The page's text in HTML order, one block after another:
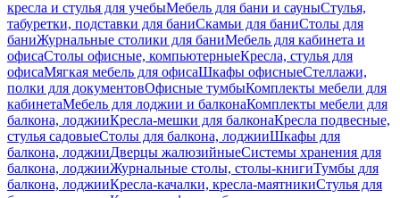
кресла и стулья для учебыМебель для бани и сауныСтулья,
табуретки, подставки для баниСкамьи для баниСтолы для
баниЖурнальные столики для баниМебель для кабинета и
офисаСтолы офисные, компьютерныеКресла, стулья для
офисаМягкая мебель для офисаШкафы офисныеСтеллажи,
полки для документовОфисные тумбыКомплекты мебели для
кабинетаМебель для лоджии и балконаКомплекты мебели для
балкона, лоджииКресла-мешки для балконаКресла подвесные,
стулья садовыеСтолы для балкона, лоджииШкафы для
балкона, лоджииДверцы жалюзийныеСистемы хранения для
балкона, лоджииЖурнальные столы, столы-книгиТумбы для
балкона, лоджииКресла-качалки, кресла-маятникиСтулья для